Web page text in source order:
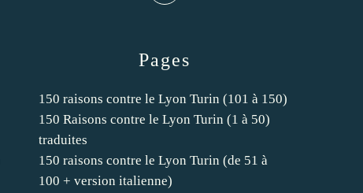
Pages
150 raisons contre le Lyon Turin (101 à 150)
150 Raisons contre le Lyon Turin (1 à 50)
traduites
150 raisons contre le Lyon Turin (de 51 à
100 + version italienne)